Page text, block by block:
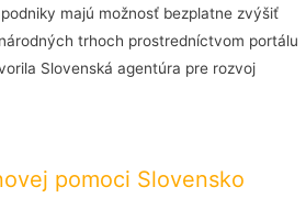
majú možnosť bezplatne zvýšiť
trhoch prostredníctvom portálu
Slovenská agentúra pre rozvoj
pomoci Slovensko